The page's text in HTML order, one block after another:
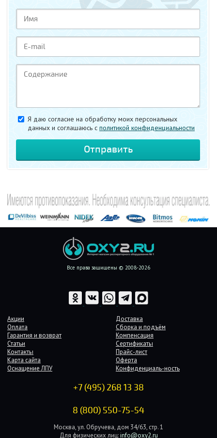
Я даю согласие на обработку моих персональных
данных и соглашаюсь c политикой конфиденциальности
Все права защищены © 2008-2026
Акции
Доставка
Оплата
Сборка и подъём
Гарантия и возврат
Компенсация
Статьи
Сертификаты
Контакты
Прайс-лист
Карта сайта
Оферта
Оснащение ЛПУ
Конфиденциаль-ность
+7 (495) 268 13 38
8 (800) 550-75-54
Москва, ул. Обручева, дом 34/63, стр. 1
Для физических лиц: info@oxy2.ru